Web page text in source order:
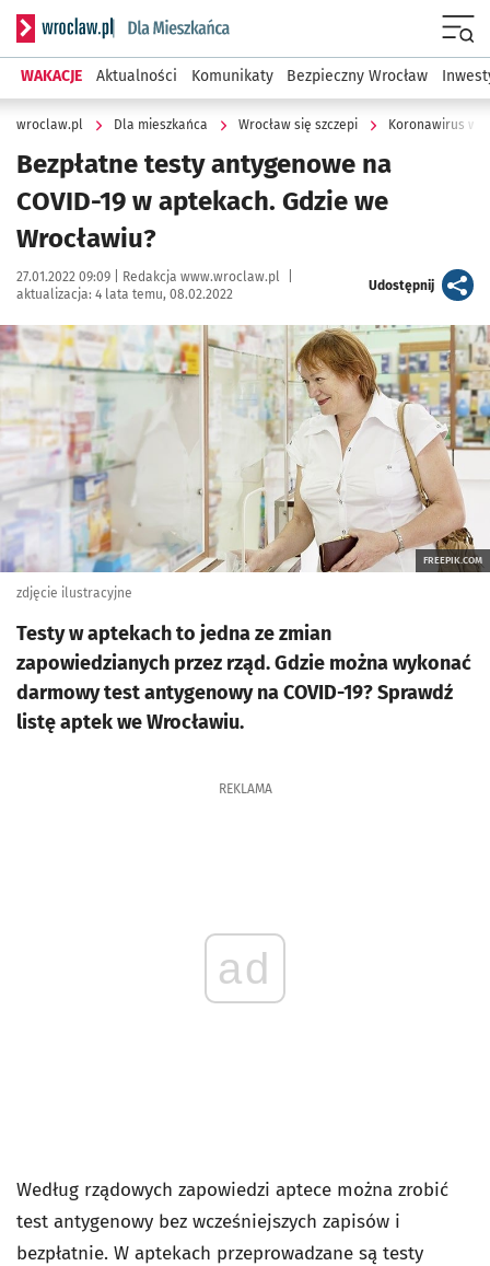
Serwis informacyjny wroclaw.pl podserwis: Dla mieszkańca
WAKACJE Aktualności Komunikaty Bezpieczny Wrocław
wroclaw.pl Dla mieszkańca Wrocław się szczepi Koronawirus we
Bezpłatne testy antygenowe na
COVID-19 w aptekach. Gdzie we
Wrocławiu?
Data publikacji:
27.01.2022 09:09 | Autor:
Redakcja www.wroclaw.pl
aktualizacja: 4 lata temu, 08.02.2022
Udostępnijartykuł
Kliknij, aby powiększyć
FREEPIK.COM
zdjęcie ilustracyjne
Testy w aptekach to jedna ze zmian
zapowiedzianych przez rząd. Gdzie można wykonać
darmowy test antygenowy na COVID-19? Sprawdź
listę aptek we Wrocławiu.
REKLAMA
ad
Według rządowych zapowiedzi aptece można zrobić
test antygenowy bez wcześniejszych zapisów i
bezpłatnie. W aptekach przeprowadzane są testy